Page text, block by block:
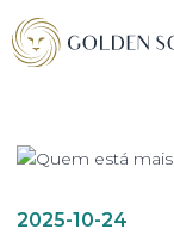
2025-10-24